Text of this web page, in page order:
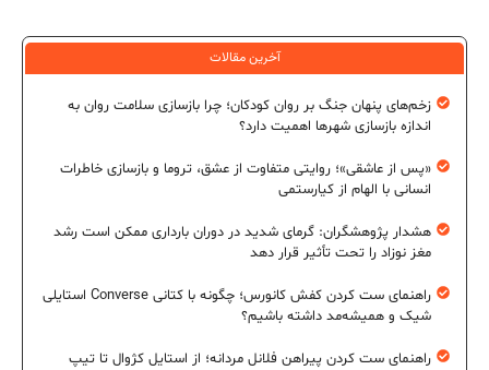
آخرین مقالات
زخم‌های پنهان جنگ بر روان کودکان؛ چرا بازسازی سلامت روان به
اندازه بازسازی شهرها اهمیت دارد؟
«پس از عاشقی»؛ روایتی متفاوت از عشق، تروما و بازسازی خاطرات
انسانی با الهام از کیارستمی
هشدار پژوهشگران: گرمای شدید در دوران بارداری ممکن است رشد
مغز نوزاد را تحت تأثیر قرار دهد
راهنمای ست کردن کفش کانورس؛ چگونه با کتانی Converse استایلی
شیک و همیشه‌مد داشته باشیم؟
راهنمای ست کردن پیراهن فلانل مردانه؛ از استایل کژوال تا تیپ